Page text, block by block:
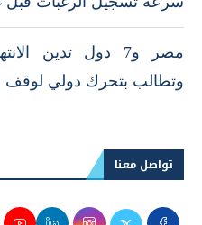
مصر و7 دول تدين
وتطالب بتحرك دولي لوقف
تواصل معنا